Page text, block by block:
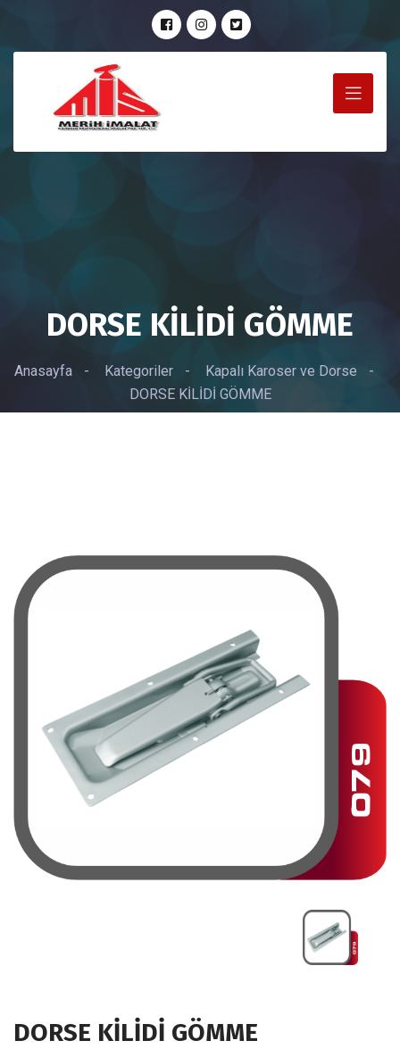
DORSE KİLİDİ GÖMME
Anasayfa - Kategoriler - Kapalı Karoser ve Dorse
-
DORSE KİLİDİ GÖMME
DORSE KİLİDİ GÖMME